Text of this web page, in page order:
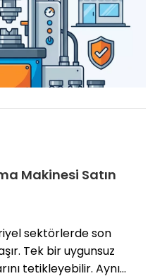
Makinesi Satın
sektörlerde son
Tek bir uygunsuz
tetikleyebilir. Aynı